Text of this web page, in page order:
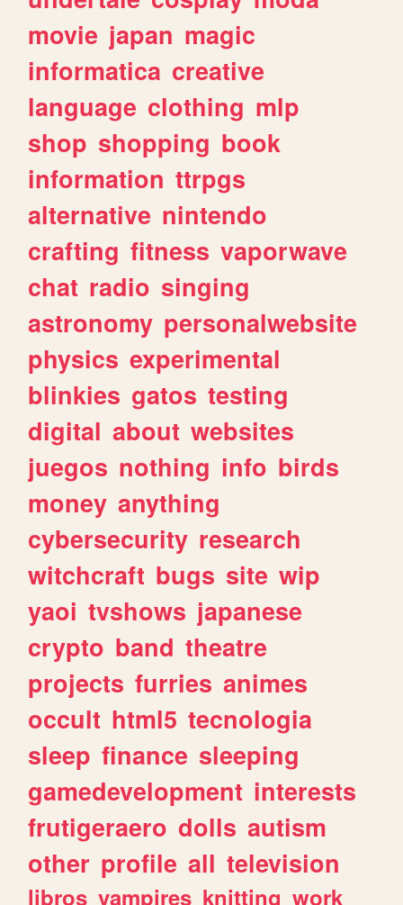
movie japan magic
informatica creative
language clothing mlp
shop shopping book
information ttrpgs
alternative nintendo
crafting fitness vaporwave
chat radio singing
astronomy personalwebsite
physics experimental
blinkies gatos testing
digital about websites
juegos nothing info birds
money anything
cybersecurity research
witchcraft bugs site wip
yaoi tvshows japanese
crypto band theatre
projects furries animes
occult html5 tecnologia
sleep finance sleeping
gamedevelopment interests
frutigeraero dolls autism
other profile all television
libros vampires knitting work